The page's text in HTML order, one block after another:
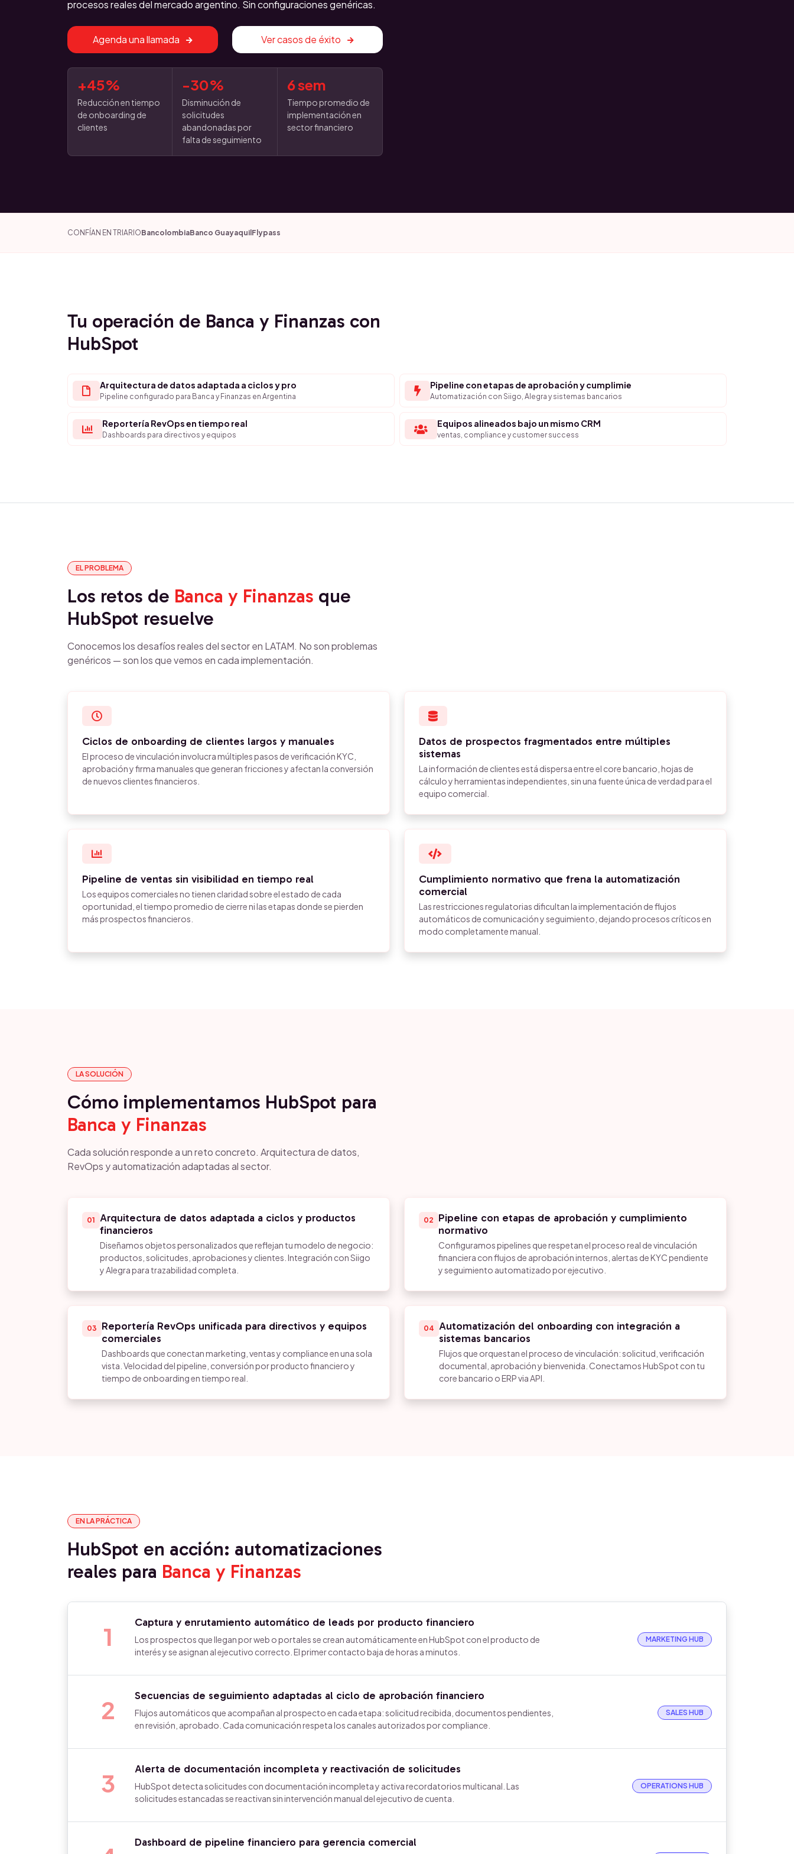
procesos reales del mercado argentino. Sin configuraciones genéricas.
Agenda una llamada Ver casos de éxito
+45%
Reducción en tiempo
de onboarding de
clientes
-30%
Disminución de
solicitudes
abandonadas por
falta de seguimiento
6 sem
Tiempo promedio de
implementación en
sector financiero
CONFÍAN EN TRIARIOBancolombiaBanco Guayaquil Flypass
Tu operación de Banca y Finanzas con
HubSpot
Arquitectura de datos adaptada a ciclos y pro
Pipeline configurado para Banca y Finanzas en Argentina
Pipeline con etapas de aprobación y cumplimie
Automatización con Siigo, Alegra y sistemas bancarios
Reportería RevOps en tiempo real
Dashboards para directivos y equipos
Equipos alineados bajo un mismo CRM
ventas, compliance y customer success
EL PROBLEMA
Los retos de Banca y Finanzas que
HubSpot resuelve
Conocemos los desafíos reales del sector en LATAM. No son problemas
genéricos — son los que vemos en cada implementación.
Ciclos de onboarding de clientes largos y manuales
El proceso de vinculación involucra múltiples pasos de verificación KYC,
aprobación y firma manuales que generan fricciones y afectan la conversión
de nuevos clientes financieros.
Datos de prospectos fragmentados entre múltiples
sistemas
La información de clientes está dispersa entre el core bancario, hojas de
cálculo y herramientas independientes, sin una fuente única de verdad para el
equipo comercial.
Pipeline de ventas sin visibilidad en tiempo real
Los equipos comerciales no tienen claridad sobre el estado de cada
oportunidad, el tiempo promedio de cierre ni las etapas donde se pierden
más prospectos financieros.
Cumplimiento normativo que frena la automatización
comercial
Las restricciones regulatorias dificultan la implementación de flujos
automáticos de comunicación y seguimiento, dejando procesos críticos en
modo completamente manual.
LA SOLUCIÓN
Cómo implementamos HubSpot para
Banca y Finanzas
Cada solución responde a un reto concreto. Arquitectura de datos,
RevOps y automatización adaptadas al sector.
01 Arquitectura de datos adaptada a ciclos y productos
financieros
Diseñamos objetos personalizados que reflejan tu modelo de negocio:
productos, solicitudes, aprobaciones y clientes. Integración con Siigo
y Alegra para trazabilidad completa.
02
Pipeline con etapas de aprobación y cumplimiento
normativo
Configuramos pipelines que respetan el proceso real de vinculación
financiera con flujos de aprobación internos, alertas de KYC pendiente
y seguimiento automatizado por ejecutivo.
03
Reportería RevOps unificada para directivos y equipos
comerciales
Dashboards que conectan marketing, ventas y compliance en una sola
vista. Velocidad del pipeline, conversión por producto financiero y
tiempo de onboarding en tiempo real.
04 Automatización del onboarding con integración a
sistemas bancarios
Flujos que orquestan el proceso de vinculación: solicitud, verificación
documental, aprobación y bienvenida. Conectamos HubSpot con tu
core bancario o ERP via API.
EN LA PRÁCTICA
HubSpot en acción: automatizaciones
reales para Banca y Finanzas
1 Captura y enrutamiento automático de leads por producto financiero
Los prospectos que llegan por web o portales se crean automáticamente en HubSpot con el producto de
interés y se asignan al ejecutivo correcto. El primer contacto baja de horas a minutos.
MARKETING HUB
2 Secuencias de seguimiento adaptadas al ciclo de aprobación financiero
Flujos automáticos que acompañan al prospecto en cada etapa: solicitud recibida, documentos pendientes,
en revisión, aprobado. Cada comunicación respeta los canales autorizados por compliance.
SALES HUB
3 Alerta de documentación incompleta y reactivación de solicitudes
HubSpot detecta solicitudes con documentación incompleta y activa recordatorios multicanal. Las
solicitudes estancadas se reactivan sin intervención manual del ejecutivo de cuenta.
OPERATIONS HUB
Dashboard de pipeline financiero para gerencia comercial